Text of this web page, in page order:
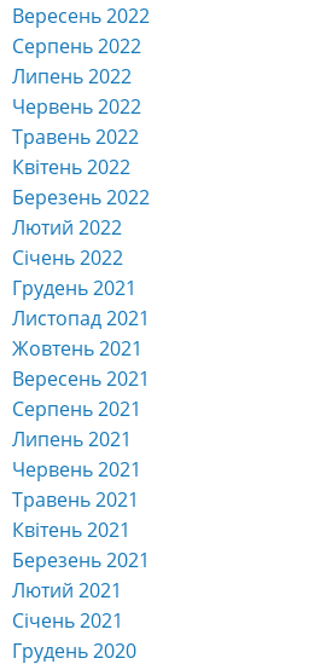
Вересень 2022
Серпень 2022
Липень 2022
Червень 2022
Травень 2022
Квітень 2022
Березень 2022
Лютий 2022
Січень 2022
Грудень 2021
Листопад 2021
Жовтень 2021
Вересень 2021
Серпень 2021
Липень 2021
Червень 2021
Травень 2021
Квітень 2021
Березень 2021
Лютий 2021
Січень 2021
Грудень 2020